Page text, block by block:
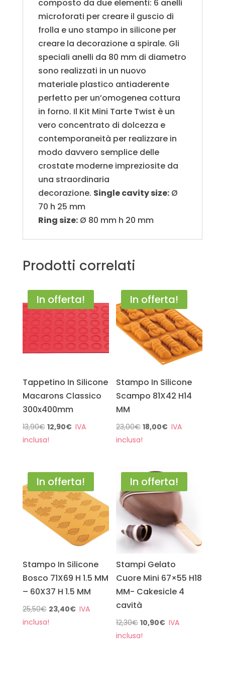
composto da due elementi: 6 anelli
microforati per creare il guscio di
frolla e uno stampo in silicone per
creare la decorazione a spirale. Gli
speciali anelli da 80 mm di diametro
sono realizzati in un nuovo
materiale plastico antiaderente
perfetto per un’omogenea cottura
in forno. Il Kit Mini Tarte Twist è un
vero concentrato di dolcezza e
contemporaneità per realizzare in
modo davvero semplice delle
crostate moderne impreziosite da
una straordinaria
decorazione. Single cavity size:Ø
70 h 25 mm
Ring size:Ø 80 mm h 20 mm
Prodotti correlati
In offerta!
Tappetino In Silicone
Macarons Classico
300x400mm
13,90€ Il
prezzo
13,90€.
12,90€Il
12,90€.
In offerta!
Stampo In Silicone
Scampo 81X42 H14
MM
23,00€ Il
23,00€.
18,00€Il
18,00€.
In offerta!
Stampo In Silicone
Bosco 71X69 H 1.5 MM
– 60X37 H 1.5 MM
25,50€ Il
prezzo
23,40€Il
In offerta!
Stampi Gelato
Cuore Mini 67×55 H18
MM- Cakesicle 4
cavità
12,30€ Il
prezzo
10,90€Il